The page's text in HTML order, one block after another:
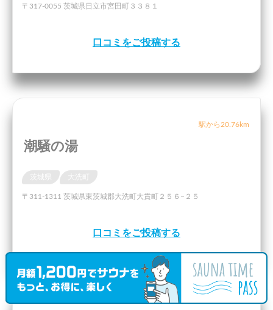
〒317-0055 茨城県日立市宮田町３３８１
口コミをご投稿する
駅から20.76km
潮騒の湯
〒311-1311 茨城県東茨城郡大洗町大貫町２５６−２５
口コミをご投稿する